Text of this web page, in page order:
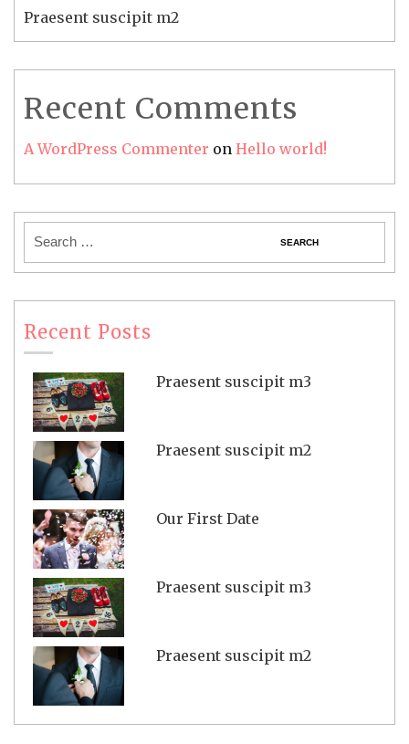
Praesent suscipit m2
Recent Comments
A WordPress Commenter on Hello world!
Recent Posts
Praesent suscipit m3
Praesent suscipit m2
Our First Date
Praesent suscipit m3
Praesent suscipit m2